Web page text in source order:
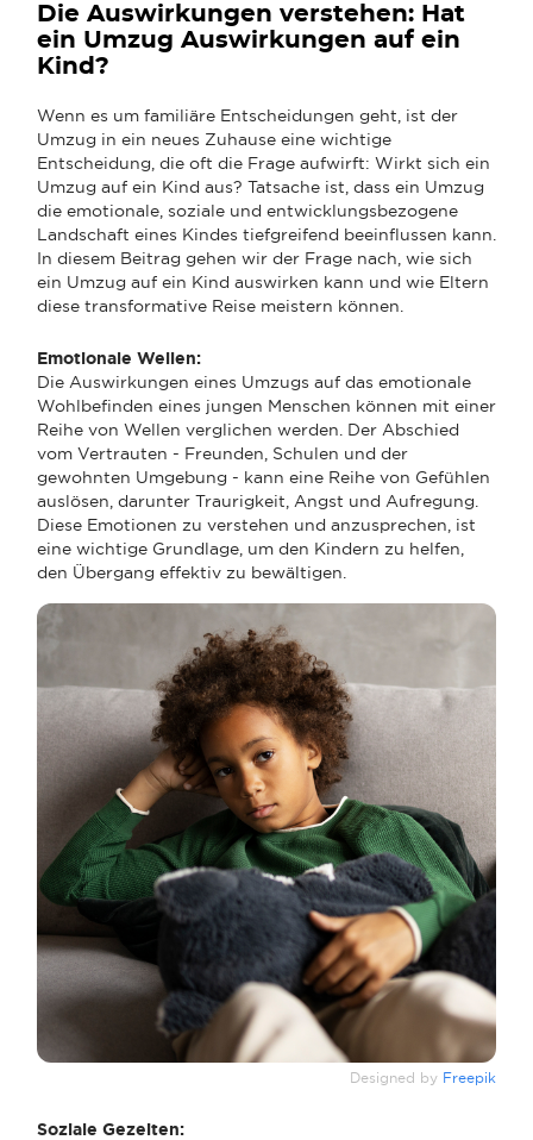
Die Auswirkungen verstehen: Hat
ein Umzug Auswirkungen auf ein
Kind?
Wenn es um familiäre Entscheidungen geht, ist der
Umzug in ein neues Zuhause eine wichtige
Entscheidung, die oft die Frage aufwirft: Wirkt sich ein
Umzug auf ein Kind aus? Tatsache ist, dass ein Umzug
die emotionale, soziale und entwicklungsbezogene
Landschaft eines Kindes tiefgreifend beeinflussen kann.
In diesem Beitrag gehen wir der Frage nach, wie sich
ein Umzug auf ein Kind auswirken kann und wie Eltern
diese transformative Reise meistern können.
Emotionale Wellen:
Die Auswirkungen eines Umzugs auf das emotionale
Wohlbefinden eines jungen Menschen können mit einer
Reihe von Wellen verglichen werden. Der Abschied
vom Vertrauten - Freunden, Schulen und der
gewohnten Umgebung - kann eine Reihe von Gefühlen
auslösen, darunter Traurigkeit, Angst und Aufregung.
Diese Emotionen zu verstehen und anzusprechen, ist
eine wichtige Grundlage, um den Kindern zu helfen,
den Übergang effektiv zu bewältigen.
Designed by Freepik
Soziale Gezeiten: